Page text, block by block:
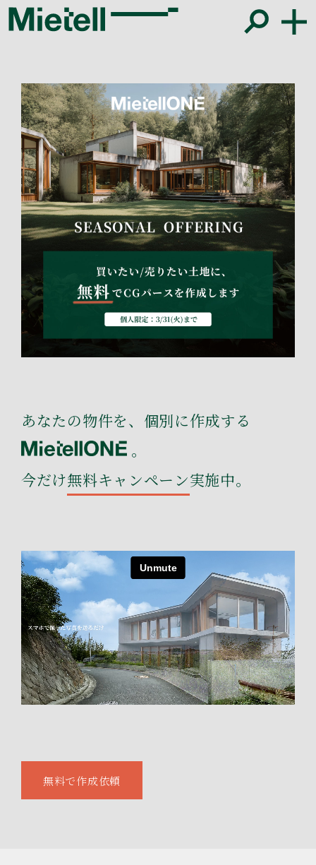
あなたの物件を、個別に作成する
。
今だけ無料キャンペーン実施中。
無料で作成依頼